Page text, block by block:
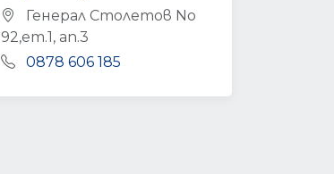
Генерал Столетов No
92,ет.1, ап.3
0878 606 185